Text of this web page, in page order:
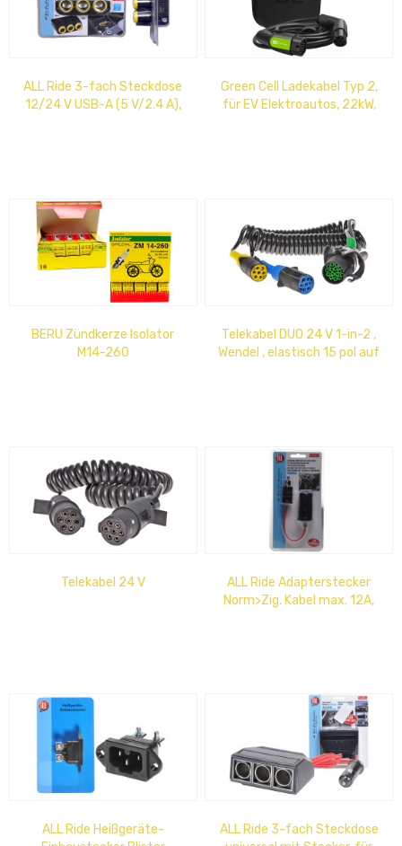
ALL Ride 3-fach Steckdose
12/24 V USB-A (5 V/2.4 A),
Green Cell Ladekabel Typ 2,
für EV Elektroautos, 22kW,
BERU Zündkerze Isolator
M14-260
Telekabel DUO 24 V 1-in-2 ,
Wendel , elastisch 15 pol auf
Telekabel 24 V
ALL Ride Adapterstecker
Norm>Zig. Kabel max. 12A,
ALL Ride Heißgeräte-
ALL Ride 3-fach Steckdose